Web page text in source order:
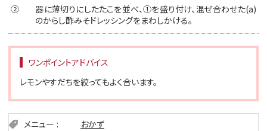
②
器に薄切りにしたたこを並べ、①を盛り付け、混ぜ合わせた(a)
のからし酢みそドレッシングをまわしかける。
ワンポイントアドバイス
レモンやすだちを絞ってもよく合います。
メニュー
おかず